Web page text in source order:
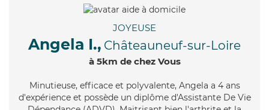
JOYEUSE
Angela I., Châteauneuf-sur-Loire
à 5km de chez Vous
Minutieuse, efficace et polyvalente, Angela a 4 ans
d'expérience et possède un diplôme d'Assistante De Vie